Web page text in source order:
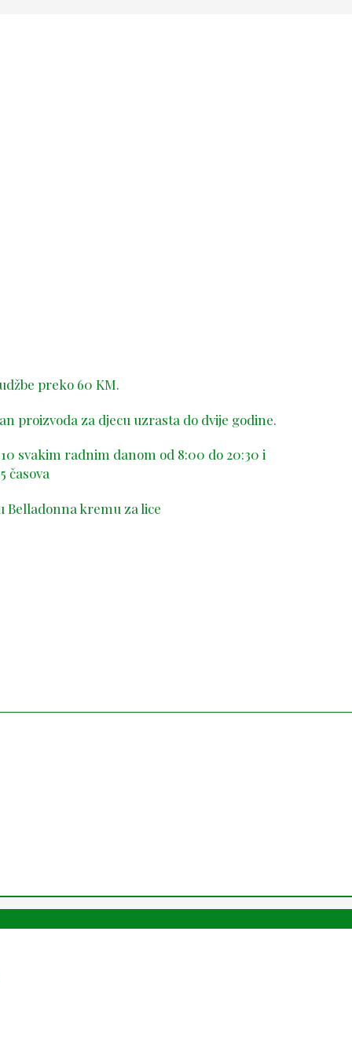
preko 60 KM.
proizvoda za djecu uzrasta do dvije godine.
svakim radnim danom od 8:00 do 20:30 i
časova
Belladonna kremu za lice